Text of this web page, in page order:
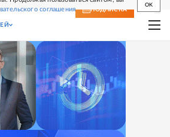
соглашения
OK
ПОДПИСКА